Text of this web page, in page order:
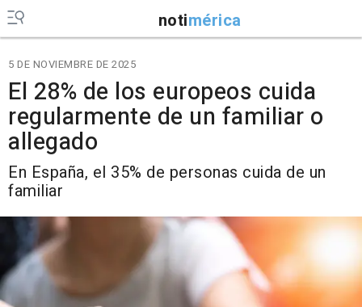
notimérica
5 DE NOVIEMBRE DE 2025
El 28% de los europeos cuida
regularmente de un familiar o
allegado
En España, el 35% de personas cuida de un
familiar